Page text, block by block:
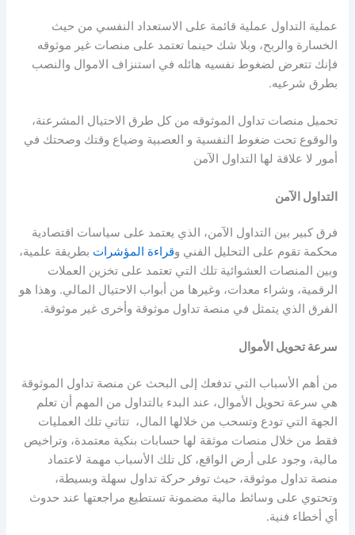
عملية التداول عملية قائمة على الاستعداد النفسي من حيث
الخسارة والربح، وبلا شك حينما تعتمد على منصات غير موثوقه
فإنك تتعرض لضغوط نفسيه هائله في استنزاف الاموال والنصب
بطرق شرعيه.
تحميل منصات تداول الموثوقه من كل طرق الاحتيال المشرعنة،
والوقوع تحت ضغوط النفسية و العصبية وضياع وقتك وصحتك في
أمور لا علاقة لها التداول الآمن
التداول الآمن
فرق كبير بين التداول الآمن، الذي يعتمد على سياسات اقتصادية
محكمة تقوم على التحليل الفني وقراءة المؤشراتبطريقة علمية،
وبين المنصات العشوائية تلك التي تعتمد على تخزين العملات
الرقمية، وشراء معدات، وغيرها من أبواب الاحتيال المالي. وهذا هو
الفرق الذي يتمثل في منصة تداول موثوقة وأخرى غير موثوقة.
سرعة تحويل الأموال
من أهم الأسباب التي تدفعك إلى البحث عن منصة تداول الموثوقة
هي سرعة تحويل الأموال، عند البدء بالتداول من المهم أن تعلم
الجهة التي تودع وتسحب من خلالها المال، تتاتي تلك العمليات
فقط من خلال منصات موثقة لها حسابات بنكية معتمدة، وتراخيص
مالية، وجود على أرض الواقع، كل تلك الأسباب مهمة لاعتماد
منصة تداول موثوقة، حيث توفر حركة تداول سهلة وبسيطة،
وتحتوي على وسائط مالية مضمونة تستطيع مراجعتها عند حدوث
أي أخطاء فنية.